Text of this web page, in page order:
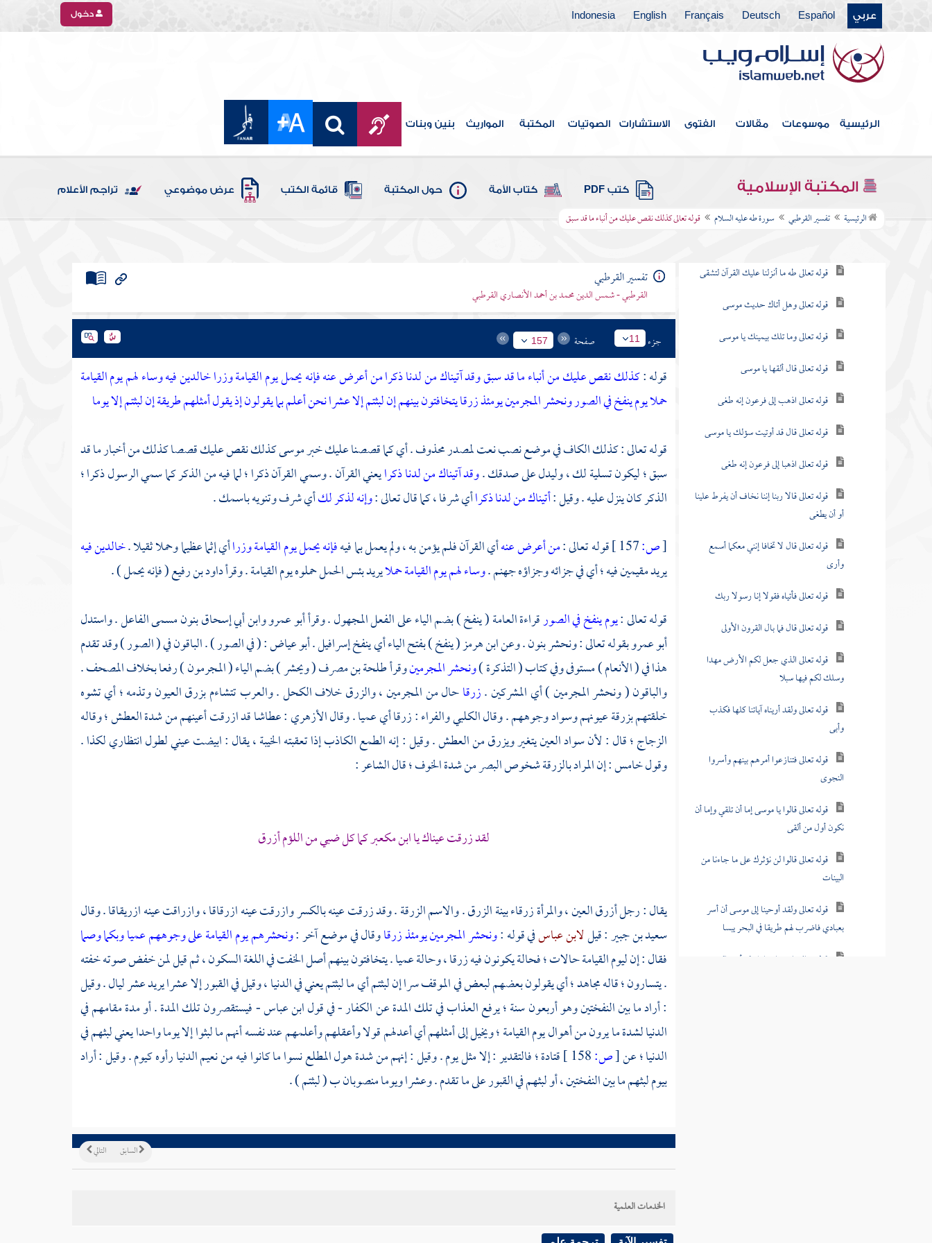
عربي Español
Deutsch
Français
English
Indonesia دخول
الرئيسية موسوعات مقالات الفتوى الاستشارات الصوتيات المكتبة المواريث بنين وبنات
المكتبة الإسلامية كتب PDF كتاب الأمة حول المكتبة قائمة الكتب عرض موضوعي تراجم الأعلام
الرئيسية تفسير القرطبي سورة طه عليه السلام قوله تعالى كذلك نقص عليك من أنباء ما قد سبق
سورة إبراهيم
سورة الحجر
سورة النحل
سورة الإسراء
سورة الكهف
سورة مريم
سورة طه عليه السلام
قوله تعالى طه ما أنزلنا عليك القرآن لتشقى
قوله تعالى وهل أتاك حديث موسى
قوله تعالى وما تلك بيمينك يا موسى
قوله تعالى قال ألقها يا موسى
قوله تعالى اذهب إلى فرعون إنه طغى
قوله تعالى قال قد أوتيت سؤلك يا موسى
قوله تعالى اذهبا إلى فرعون إنه طغى
قوله تعالى قالا ربنا إننا نخاف أن يفرط علينا
أو أن يطغى
قوله تعالى قال لا تخافا إنني معكما أسمع
وأرى
قوله تعالى فأتياه فقولا إنا رسولا ربك
قوله تعالى قال فما بال القرون الأولى
قوله تعالى الذي جعل لكم الأرض مهدا
وسلك لكم فيها سبلا
قوله تعالى ولقد أريناه آياتنا كلها فكذب
وأبى
قوله تعالى فتنازعوا أمرهم بينهم وأسروا
النجوى
قوله تعالى قالوا يا موسى إما أن تلقي وإما أن
نكون أول من ألقى
قوله تعالى قالوا لن نؤثرك على ما جاءنا من
البينات
قوله تعالى ولقد أوحينا إلى موسى أن أسر
بعبادي فاضرب لهم طريقا في البحر يبسا
قوله تعالى يا بني إسرائيل قد أنجيناكم من
تفسير القرطبي
القرطبي - شمس الدين محمد بن أحمد الأنصاري القرطبي
جزء 11 صفحة 157
قوله :كذلك نقص عليك من أنباء ما قد سبق وقد آتيناك من لدنا ذكرا من أعرض عنه فإنه يحمل يوم القيامة وزرا خالدين فيه وساء لهم يوم القيامة
حملا يوم ينفخ في الصور ونحشر المجرمين يومئذ زرقا يتخافتون بينهم إن لبثتم إلا عشرا نحن أعلم بما يقولون إذ يقول أمثلهم طريقة إن لبثتم إلا يوما
قوله تعالى : كذلك الكاف في موضع نصب نعت لمصدر محذوف . أي كما قصصنا عليك خبرموسىكذلك نقص عليك قصصا كذلك من أخبار ما قد
سبق ؛ ليكون تسلية لك ، وليدل على صدقك .وقد آتيناك من لدنا ذكرايعني القرآن . وسمي القرآن ذكرا ؛ لما فيه من الذكر كما سمي الرسول ذكرا ؛
الذكر كان ينزل عليه . وقيل :أتيناك من لدنا ذكراأي شرفا ، كما قال تعالى :وإنه لذكر لكأي شرف وتنويه باسمك .
[ص: قوله تعالى :من أعرض عنهأي القرآن فلم يؤمن به ، ولم يعمل بما فيهفإنه يحمل يوم القيامة وزراأي إثما عظيما وحملا ثقيلا .خالدين فيه
يريد مقيمين فيه ؛ أي في جزائه وجزاؤه جهنم .وساء لهم يوم القيامة حملايريد بئس الحمل حملوه يوم القيامة . وقرأداود بن رفيع( فإنه يحمل ) .
قوله تعالى :يوم ينفخ في الصورقراءة العامة ( ينفخ ) بضم الياء على الفعل المجهول . وقرأأبو عمرووابن أبي إسحاقبنون مسمى الفاعل . واستدل
أبو عمروبقوله تعالى : ونحشر بنون . وعنابن هرمز( ينفخ ) بفتح الياء أي ينفخإسرافيل.أبو عياض: ( في الصور ) . الباقون في ( الصور ) وقد تقدم
هذا في ( الأنعام ) مستوفى وفي كتاب ( التذكرة )ونحشر المجرمينوقرأطلحة بن مصرف( ويحشر ) بضم الياء ( المجرمون ) رفعا بخلاف المصحف .
والباقون ( ونحشر المجرمين ) أي المشركين .زرقاحال من المجرمين ، والزرق خلاف الكحل . والعرب تتشاءم بزرق العيون وتذمه ؛ أي تشوه
خلقتهم بزرقة عيونهم وسواد وجوههم . وقالالكلبيوالفراء: زرقا أي عميا . وقالالأزهري: عطاشا قد ازرقت أعينهم من شدة العطش ؛ وقاله
الزجاج ؛قال : لأن سواد العين يتغير ويزرق من العطش . وقيل : إنه الطمع الكاذب إذا تعقبته الخيبة ، يقال : ابيضت عيني لطول انتظاري لكذا .
وقول خامس : إن المراد بالزرقة شخوص البصر من شدة الخوف ؛ قال الشاعر :
لقد زرقت عيناك ياابن مكعبركما كل ضبي من اللؤم أزرق
يقال : رجل أزرق العين ، والمرأة زرقاء بينة الزرق . والاسم الزرقة . وقد زرقت عينه بالكسر وازرقت عينه ازرقاقا ، وازراقت عينه ازريقاقا . وقال
سعيد بن جبير: قيللابن عباسفي قوله :ونحشر المجرمين يومئذ زرقاوقال في موضع آخر :ونحشرهم يوم القيامة على وجوههم عميا وبكما وصما
فقال : إن ليوم القيامة حالات ؛ فحالة يكونون فيه زرقا ، وحالة عميا . يتخافتون بينهم أصل الخفت في اللغة السكون ، ثم قيل لمن خفض صوته خفته
. يتسارون ؛ قالهمجاهد ؛أي يقولون بعضهم لبعض في الموقف سرا إن لبثتم أي ما لبثتم يعني في الدنيا ، وقيل في القبور إلا عشرا يريد عشر ليال . وقيل
: أراد ما بين النفختين وهو أربعون سنة ؛ يرفع العذاب في تلك المدة عن الكفار - في قولابن عباس- فيستقصرون تلك المدة . أو مدة مقامهم في
الدنيا لشدة ما يرون من أهوال يوم القيامة ؛ ويخيل إلى أمثلهم أي أعدلهم قولا وأعقلهم وأعلمهم عند نفسه أنهم ما لبثوا إلا يوما واحدا يعني لبثهم في
الدنيا ؛ عن[ص: قتادة ؛فالتقدير : إلا مثل يوم . وقيل : إنهم من شدة هول المطلع نسوا ما كانوا فيه من نعيم الدنيا رأوه كيوم . وقيل : أراد
بيوم لبثهم ما بين النفختين ، أو لبثهم في القبور على ما تقدم . وعشرا ويوما منصوبان ب ( لبثتم ) .
التالي السابق
الخدمات العلمية